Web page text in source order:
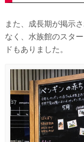
また、成長期が掲示
なく、水族館のスター
ドもありました。